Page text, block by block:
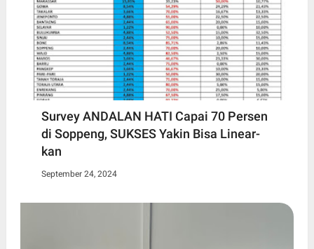
Survey ANDALAN HATI Capai 70 Persen
di Soppeng, SUKSES Yakin Bisa Linear-
kan
September 24, 2024